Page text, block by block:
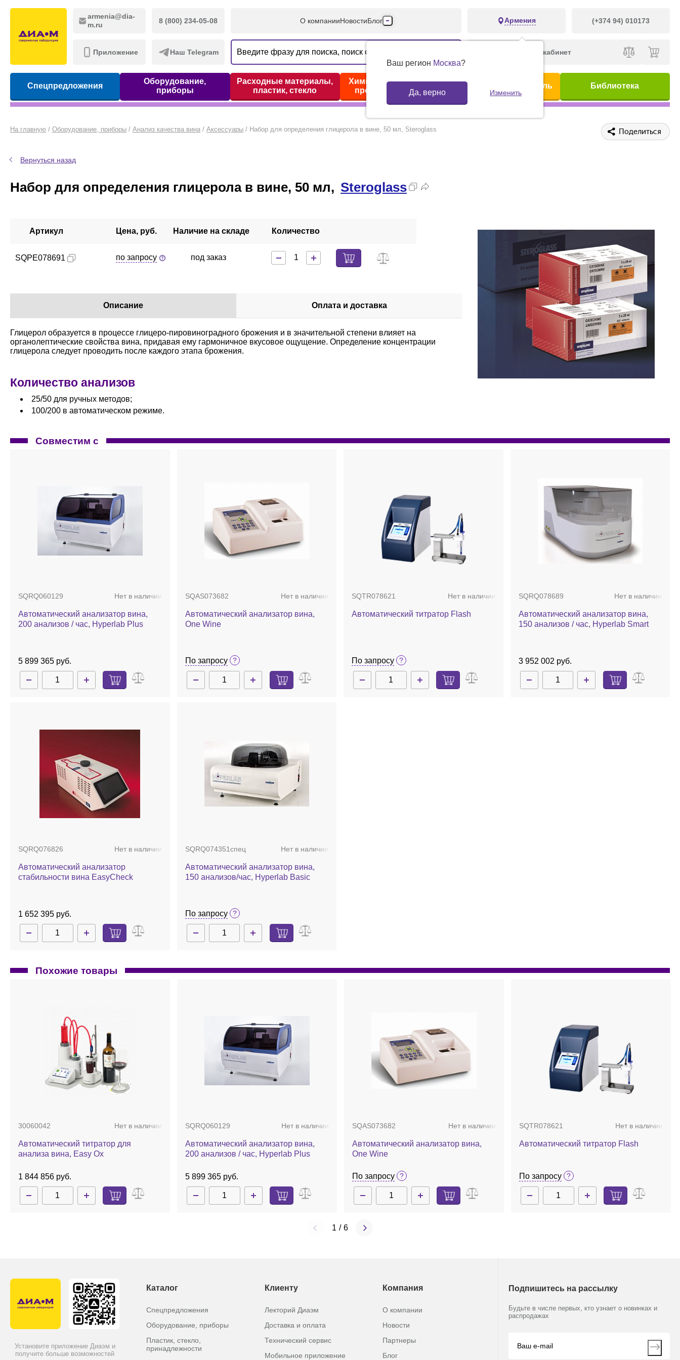
armenia@dia-
m.ru
8 (800) 234-05-08
Приложение Наш Telegram
О компанииНовостиБлог
Производители
Партнеры
Контакты
Армения (+374 94) 010173
Ваш регион Москва?
Да, верно Изменить
Личный кабинет
Спецпредложения
Оборудование,
приборы
Расходные материалы,
пластик, стекло
Химические реактивы,
препараты, наборы
Предметный указатель Библиотека
На главную / Оборудование, приборы / Анализ качества вина / Аксессуары / Набор для определения глицерола в вине, 50 мл, Steroglass Поделиться
Вернуться назад
Набор для определения глицерола в вине, 50 мл, Steroglass
Артикул Цена, руб. Наличие на складе Количество
SQPE078691 по запросу под заказ
Описание Оплата и доставка
Глицерол образуется в процессе глицеро-пировиноградного брожения и в значительной степени влияет на
органолептические свойства вина, придавая ему гармоничное вкусовое ощущение. Определение концентрации
глицерола следует проводить после каждого этапа брожения.
Количество анализов
25/50 для ручных методов;
100/200 в автоматическом режиме.
Совместим с
SQRQ060129 Нет в наличии
Автоматический анализатор вина,
200 анализов / час, Hyperlab Plus
5 899 365 руб.
SQAS073682 Нет в наличии
Автоматический анализатор вина,
One Wine
По запросу
SQTR078621 Нет в наличии
Автоматический титратор Flash
По запросу
SQRQ078689 Нет в наличии
Автоматический анализатор вина,
150 анализов / час, Hyperlab Smart
3 952 002 руб.
SQRQ076826 Нет в наличии
Автоматический анализатор
стабильности вина EasyCheck
1 652 395 руб.
SQRQ074351спец Нет в наличии
Автоматический анализатор вина,
150 анализов/час, Hyperlab Basic
По запросу
Похожие товары
30060042 Нет в наличии
Автоматический титратор для
анализа вина, Easy Ox
1 844 856 руб.
SQRQ060129 Нет в наличии
Автоматический анализатор вина,
200 анализов / час, Hyperlab Plus
5 899 365 руб.
SQAS073682 Нет в наличии
Автоматический анализатор вина,
One Wine
По запросу
SQTR078621 Нет в наличии
Автоматический титратор Flash
По запросу
1 / 6
Установите приложение Диаэм и
получите больше возможностей
Каталог
Спецпредложения
Оборудование, приборы
Пластик, стекло,
принадлежности
Клиенту
Лекторий Диаэм
Доставка и оплата
Технический сервис
Мобильное приложение
Компания
О компании
Новости
Партнеры
Блог
Подпишитесь на рассылку
Будьте в числе первых, кто узнает о новинках и
распродажах